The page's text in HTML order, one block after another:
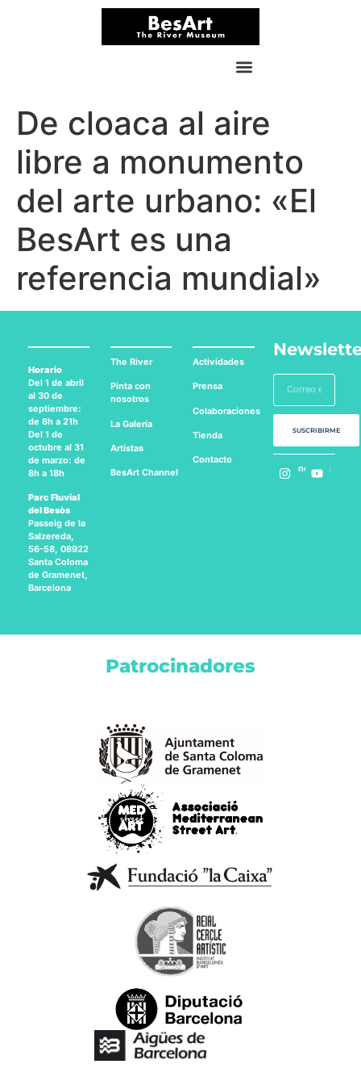
De cloaca al aire
libre a monumento
del arte urbano: «El
BesArt es una
referencia mundial»
Horario
Del 1 de abril
al 30 de
septiembre:
de 8h a 21h
Del 1 de
octubre al 31
de marzo: de
8h a 18h
Parc Fluvial
del Besòs
Passeig de la
Salzereda,
56-58, 08922
Santa Coloma
de Gramenet,
Barcelona
The River
Pinta con
nosotros
La Galería
Artistas
BesArt Channel
Actividades
Prensa
Colaboraciones
Tienda
Contacto
SUSCRIBIRME
Síguenos en:
Patrocinadores